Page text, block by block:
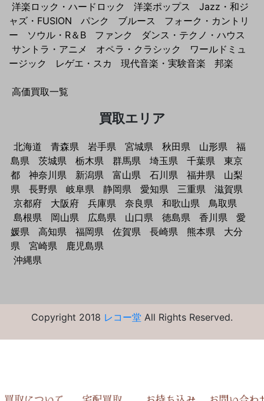
洋楽ロック・ハードロック 洋楽ポップス
Jazz・和ジ
ャズ・FUSION
パンク ブルース
フォーク・カントリ
ー
ソウル・R＆B ファンク
ダンス・テクノ・ハウス
サントラ・アニメ
オペラ・クラシック
ワールドミュ
ージック
レゲエ・スカ 現代音楽・実験音楽 邦楽
高価買取一覧
買取エリア
北海道 青森県 岩手県 宮城県 秋田県 山形県
福
島県
茨城県 栃木県 群馬県 埼玉県 千葉県
東京
都
神奈川県 新潟県 富山県 石川県 福井県
山梨
県
長野県 岐阜県 静岡県 愛知県 三重県
滋賀県
京都府
大阪府 兵庫県 奈良県 和歌山県
鳥取県
島根県
岡山県 広島県 山口県 徳島県 香川県
愛
媛県
高知県 福岡県 佐賀県 長崎県 熊本県
大分
県
宮崎県
鹿児島県
沖縄県
Copyright 2018 レコー堂 All Rights Reserved.